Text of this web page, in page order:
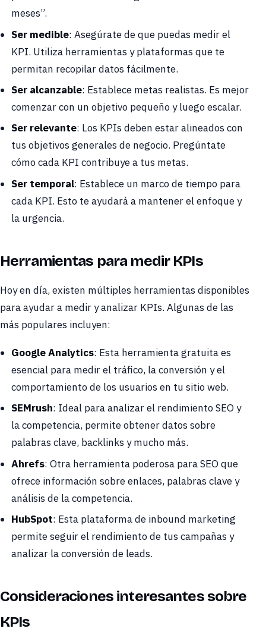
meses”.
Ser medible: Asegúrate de que puedas medir el
KPI. Utiliza herramientas y plataformas que te
permitan recopilar datos fácilmente.
Ser alcanzable: Establece metas realistas. Es mejor
comenzar con un objetivo pequeño y luego escalar.
Ser relevante: Los KPIs deben estar alineados con
tus objetivos generales de negocio. Pregúntate
cómo cada KPI contribuye a tus metas.
Ser temporal: Establece un marco de tiempo para
cada KPI. Esto te ayudará a mantener el enfoque y
la urgencia.
Herramientas para medir KPIs
Hoy en día, existen múltiples herramientas disponibles
para ayudar a medir y analizar KPIs. Algunas de las
más populares incluyen:
Google Analytics: Esta herramienta gratuita es
esencial para medir el tráfico, la conversión y el
comportamiento de los usuarios en tu sitio web.
SEMrush: Ideal para analizar el rendimiento SEO y
la competencia, permite obtener datos sobre
palabras clave, backlinks y mucho más.
Ahrefs: Otra herramienta poderosa para SEO que
ofrece información sobre enlaces, palabras clave y
análisis de la competencia.
HubSpot: Esta plataforma de inbound marketing
permite seguir el rendimiento de tus campañas y
analizar la conversión de leads.
Consideraciones interesantes sobre
KPIs